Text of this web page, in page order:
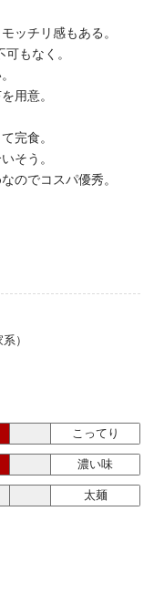
ッチリ感もある。
もなく。
用意。
完食。
そう。
のでコスパ優秀。
）
こってり
濃い味
太麺